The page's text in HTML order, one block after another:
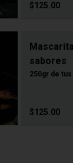
$125.00
sabores
250gr de
$125.00